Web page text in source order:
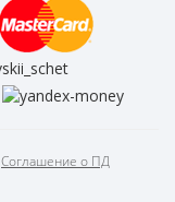
Соглашение о ПД